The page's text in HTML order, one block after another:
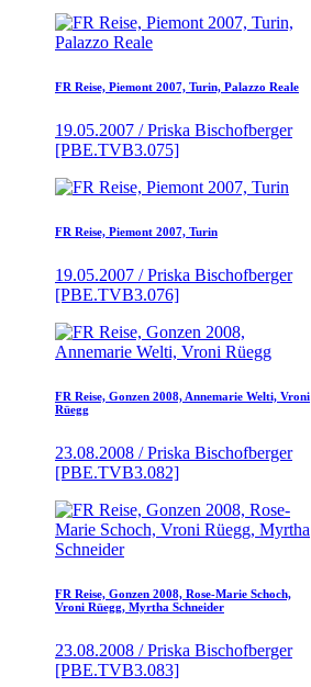
FR Reise, Piemont 2007, Turin, Palazzo Reale
19.05.2007 / Priska Bischofberger
[PBE.TVB3.075]
FR Reise, Piemont 2007, Turin
19.05.2007 / Priska Bischofberger
[PBE.TVB3.076]
FR Reise, Gonzen 2008, Annemarie Welti, Vroni
Rüegg
23.08.2008 / Priska Bischofberger
[PBE.TVB3.082]
FR Reise, Gonzen 2008, Rose-Marie Schoch,
Vroni Rüegg, Myrtha Schneider
23.08.2008 / Priska Bischofberger
[PBE.TVB3.083]